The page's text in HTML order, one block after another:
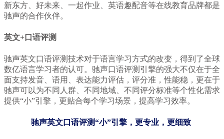
新东方、好未来、一起作业、英语趣配音等在线教育品牌都是
驰声的合作伙伴。
英文+口语评测
驰声英文口语评测技术对于语言学习方式的改变，得到了全球
数亿语言学习者的认可。驰声口语评测引擎的强大不仅在于全
面支持发音、语用、表达能力评估，评分准，性能稳，更在于
驰声可以为不同人群、不同地域、不同评分标准等个性化需求
提供“小”引擎，更贴合每个学习场景，提高学习效率。
驰声英文口语评测“小”引擎， 更专业，更细致